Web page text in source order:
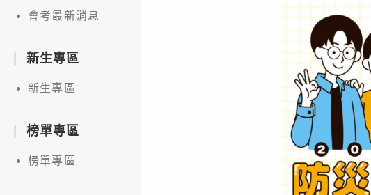
會考最新消息
新生專區
新生專區
榜單專區
榜單專區